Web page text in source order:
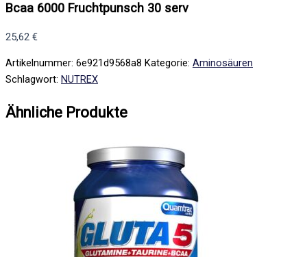
Bcaa 6000 Fruchtpunsch 30 serv
25,62 €
Artikelnummer: 6e921d9568a8 Kategorie: Aminosäuren
Schlagwort: NUTREX
Ähnliche Produkte